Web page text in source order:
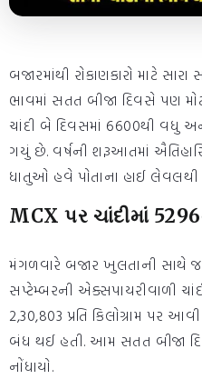
બજારમાંથી રોકાણકારો માટે
ભાવમાં સતત બીજા દિવસે પણ
ચાંદી બે દિવસમાં 6600થી વધુ
ગયું છે. વર્ષની શરૂઆતમાં
ધાતુઓ હવે પોતાના હાઈ
MCX પર ચાંદીમાં
મંગળવારે બજાર ખુલતાની સાથે જ
સપ્ટેમ્બરની એક્સપાયરીવાળી
2,30,803 પ્રતિ કિલોગ્રામ પર
બંધ થઈ હતી. આમ સતત બીજા
નોંધાયો.